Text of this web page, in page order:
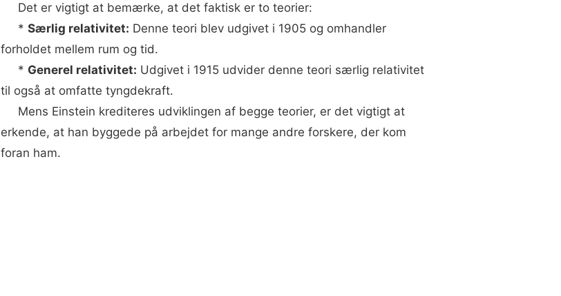
Det er vigtigt at bemærke, at det faktisk er to teorier:
* Særlig relativitet: Denne teori blev udgivet i 1905 og omhandler
forholdet mellem rum og tid.
* Generel relativitet: Udgivet i 1915 udvider denne teori særlig relativitet
til også at omfatte tyngdekraft.
Mens Einstein krediteres udviklingen af ​​begge teorier, er det vigtigt at
erkende, at han byggede på arbejdet for mange andre forskere, der kom
foran ham.